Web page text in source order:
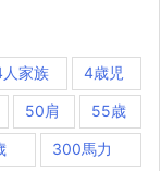
家族 4歳児
50肩 55歳
300馬力